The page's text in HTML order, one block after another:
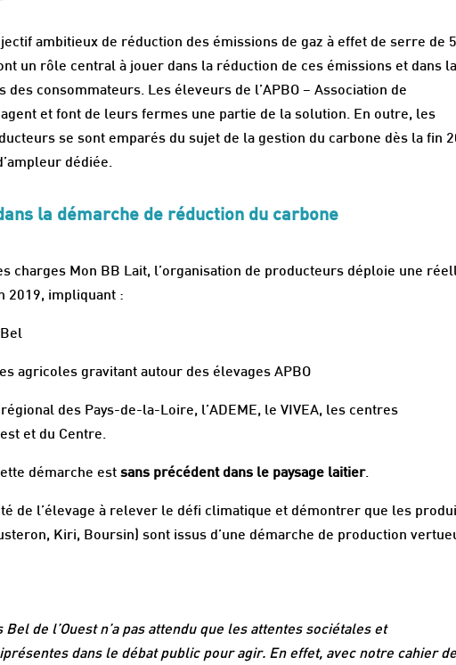
ambitieux de réduction des émissions de gaz à effet de serre de
un rôle central à jouer dans la réduction de ces émissions et dans la
consommateurs. Les éleveurs de l’APBO – Association de
et font de leurs fermes une partie de la solution. En outre, les
se sont emparés du sujet de la gestion du carbone dès la fin
dédiée.
la démarche de réduction du carbone
charges Mon BB Lait, l’organisation de producteurs déploie une
2019, impliquant :
agricoles gravitant autour des élevages APBO
des Pays-de-la-Loire, l’ADEME, le VIVEA, les centres
et du Centre.
démarche estsans précédent dans le paysage laitier.
de l’élevage à relever le défi climatique et démontrer que les
Kiri, Boursin) sont issus d’une démarche de production
de l’Ouest n’a pas attendu que les attentes sociétales et
dans le débat public pour agir. En effet, avec notre cahier